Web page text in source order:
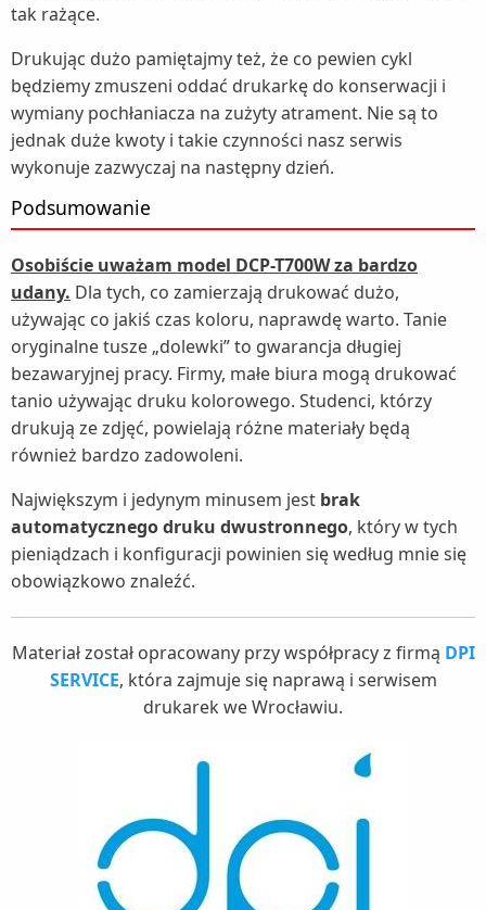
tak rażące.
Drukując dużo pamiętajmy też, że co pewien cykl
będziemy zmuszeni oddać drukarkę do konserwacji i
wymiany pochłaniacza na zużyty atrament. Nie są to
jednak duże kwoty i takie czynności nasz serwis
wykonuje zazwyczaj na następny dzień.
Podsumowanie
Osobiście uważam model DCP-T700W za bardzo
udany. Dla tych, co zamierzają drukować dużo,
używając co jakiś czas koloru, naprawdę warto. Tanie
oryginalne tusze „dolewki” to gwarancja długiej
bezawaryjnej pracy. Firmy, małe biura mogą drukować
tanio używając druku kolorowego. Studenci, którzy
drukują ze zdjęć, powielają różne materiały będą
również bardzo zadowoleni.
Największym i jedynym minusem jest brak
automatycznego druku dwustronnego, który w tych
pieniądzach i konfiguracji powinien się według mnie się
obowiązkowo znaleźć.
Materiał został opracowany przy współpracy z firmą DPI
SERVICE, która zajmuje się naprawą i serwisem
drukarek we Wrocławiu.